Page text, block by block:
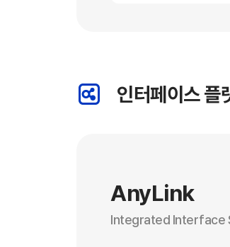
인터페이스 플
AnyLink
lntegrated lnterface